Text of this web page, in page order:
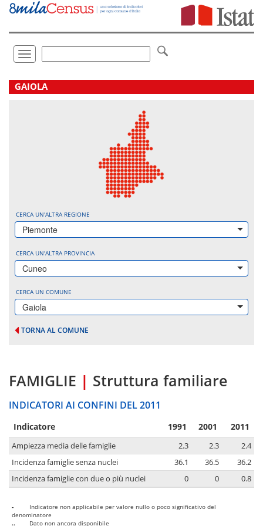
Vai
direttamente
Toggle
navigation
.
GAIOLA
CERCA UN'ALTRA REGIONE
Piemonte
CERCA UN'ALTRA PROVINCIA
Cuneo
CERCA UN COMUNE
Gaiola
TORNA AL COMUNE
FAMIGLIE | Struttura familiare
INDICATORI AI CONFINI DEL 2011
Indicatore 1991 2001 2011
Ampiezza media delle famiglie 2.3 2.3
2.4
Incidenza famiglie senza nuclei
36.1 36.5
36.2
Incidenza famiglie con due o più nuclei
0 0 0.8
-
Indicatore non applicabile per valore nullo o poco significativo del
denominatore
..
Dato non ancora disponibile